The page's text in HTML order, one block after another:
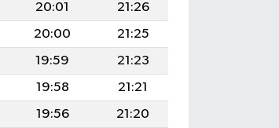
20:01
21:26
20:00
21:25
19:59
21:23
19:58
21:21
19:56
21:20